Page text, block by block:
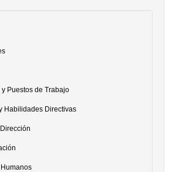
Puestos de Trabajo
Habilidades Directivas